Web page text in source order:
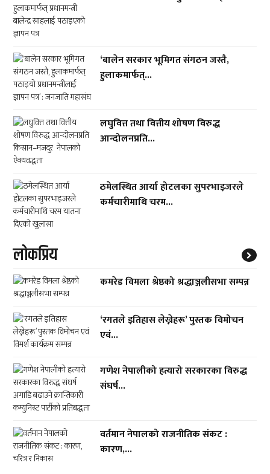
‘बालेन सरकार भूमिगत संगठन जस्तै,
हुलाकमार्फत्...
लघुवित्त तथा वित्तीय शोषण विरुद्ध
आन्दोलनप्रति...
ठमेलस्थित आर्या होटलका सुपरभाइजरले
कर्मचारीमाथि चरम...
लाेकप्रिय
कमरेड विमला श्रेष्ठको श्रद्धाञ्जलीसभा सम्पन्न
‘रगतले इतिहास लेख्नेहरू’ पुस्तक विमोचन
एवं...
गणेश नेपालीको हत्यारो सरकारका विरुद्ध
संघर्ष...
वर्तमान नेपालको राजनीतिक संकट :
कारण,...